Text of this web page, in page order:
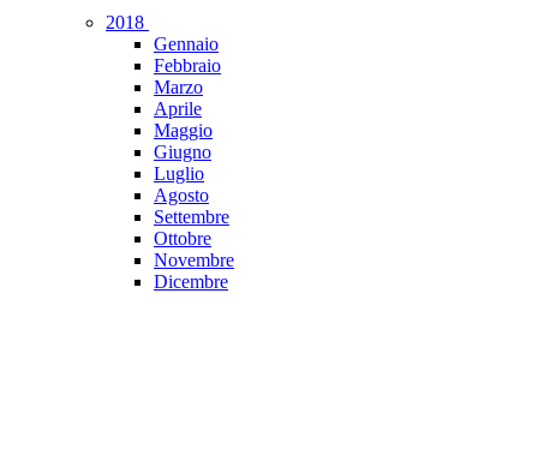
2018
Gennaio
Febbraio
Marzo
Aprile
Maggio
Giugno
Luglio
Agosto
Settembre
Ottobre
Novembre
Dicembre